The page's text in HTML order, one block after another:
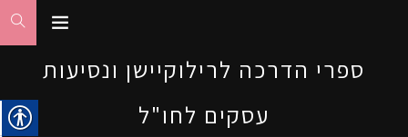
ספרי הדרכה לרילוקיישן ונסיעות
עסקים לחו"ל